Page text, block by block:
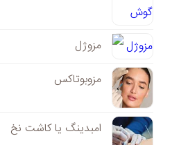
مزوژل
مزوبوتاکس
امبدینگ یا کاشت نخ